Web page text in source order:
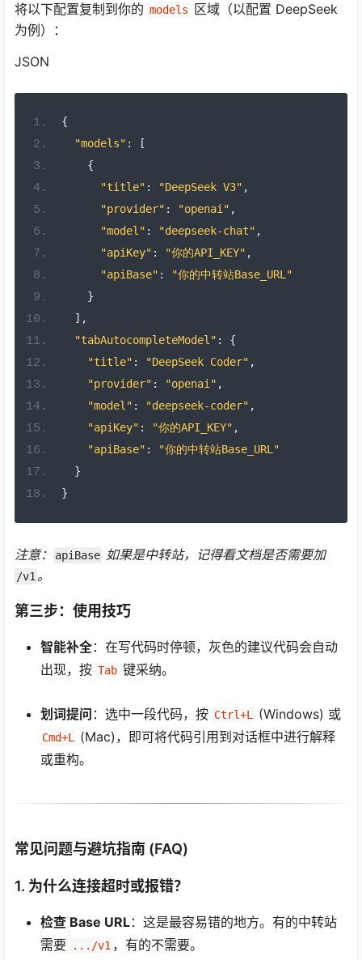
将以下配置复制到你的 models
区域（以配置 DeepSeek
为例）：
JSON
{
"models" :
[
{
"title" : "DeepSeek V3" ,
"provider" : "openai" ,
"model" : "deepseek-chat" ,
"apiKey" : "你的API_KEY" ,
"apiBase" :
"你的中转站Base_URL"
}
],
"tabAutocompleteModel" :
{
"title" : "DeepSeek Coder" ,
"provider" : "openai" ,
"model" : "deepseek-coder" ,
"apiKey" : "你的API_KEY" ,
"apiBase" :
"你的中转站Base_URL"
}
}
注意： apiBase 如果是中转站，记得看文档是否需要加
/v1 。
第三步：使用技巧
智能补全：在写代码时停顿，灰色的建议代码会自动
出现，按 Tab 键采纳。
划词提问 ：选中一段代码，按 Ctrl+L (Windows) 或
Cmd+L
(Mac)，即可将代码引用到对话框中进行解释
或重构。
常见问题与避坑指南 (FAQ)
1. 为什么连接超时或报错？
检查 Base URL：这是最容易错的地方。有的中转站
需要
.../v1 ，有的不需要。